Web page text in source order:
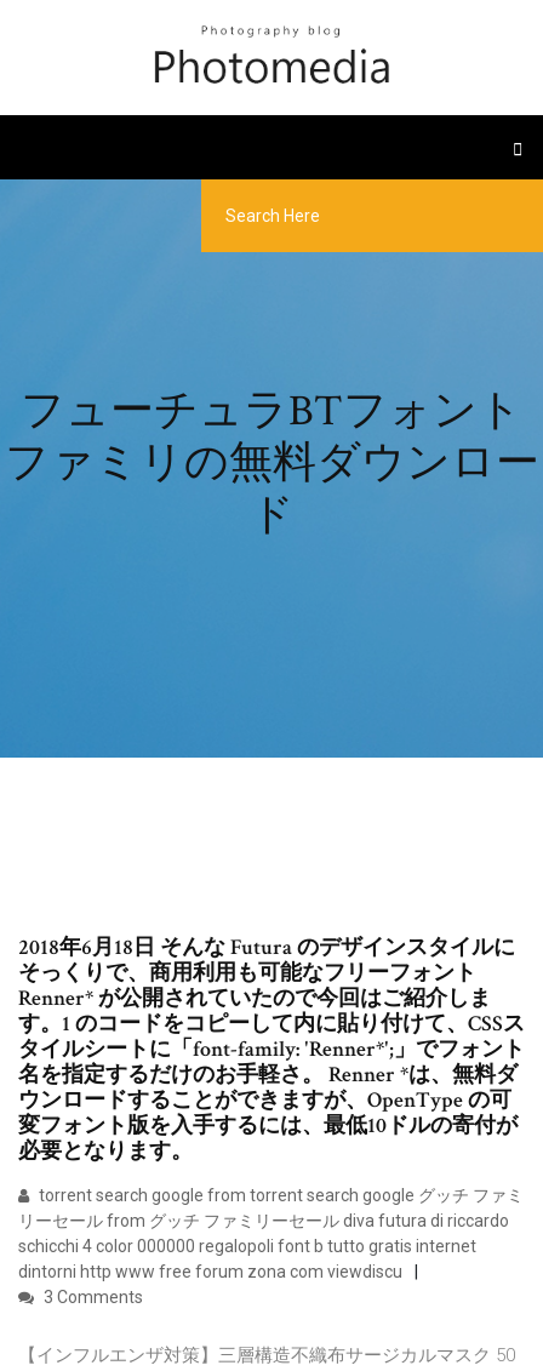
フューチュラBTフォント
ファミリの無料ダウンロー
ド
2018年6月18日 そんな Futura のデザインスタイルに
そっくりで、商用利用も可能なフリーフォント
Renner* が公開されていたので今回はご紹介しま
す。1 のコードをコピーして内に貼り付けて、CSSス
タイルシートに「font-family: 'Renner*';」でフォント
名を指定するだけのお手軽さ。 Renner *は、無料ダ
ウンロードすることができますが、OpenType の可
変フォント版を入手するには、最低10ドルの寄付が
必要となります。
torrent search google from torrent search google グッチ ファミ
リーセール from グッチ ファミリーセール diva futura di riccardo
schicchi 4 color 000000 regalopoli font b tutto gratis internet
dintorni http www free forum zona com viewdiscu
3 Comments
【インフルエンザ対策】三層構造不織布サージカルマスク 50